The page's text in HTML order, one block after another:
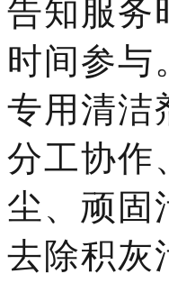
告知服务
时间参与
专用清洁
分工协作
尘、顽固
去除积灰